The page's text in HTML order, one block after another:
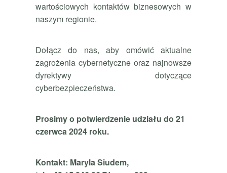
wartościowych kontaktów biznesowych w
naszym regionie.
Dołącz do nas, aby omówić aktualne
zagrożenia cybernetyczne oraz najnowsze
dyrektywy dotyczące
cyberbezpieczeństwa.
Prosimy o potwierdzenie udziału do 21
czerwca 2024 roku.
Kontakt: Maryla Siudem,